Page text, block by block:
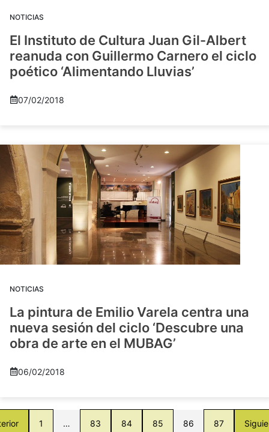
NOTICIAS
El Instituto de Cultura Juan Gil-Albert
reanuda con Guillermo Carnero el ciclo
poético ‘Alimentando Lluvias’
07/02/2018
NOTICIAS
La pintura de Emilio Varela centra una
nueva sesión del ciclo ‘Descubre una
obra de arte en el MUBAG’
06/02/2018
1 … 83 84 85 86 87